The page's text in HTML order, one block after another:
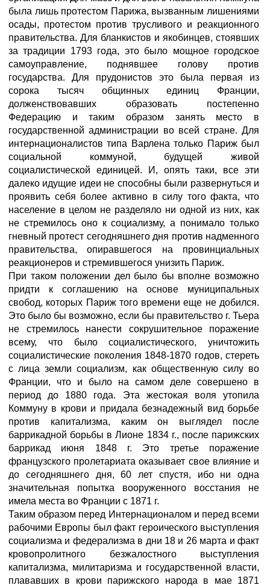
была лишь протестом Парижа, вызванным лишениями
осады, протестом против трусливого и реакционного
правительства. Для бланкистов и якобинцев, стоявших
за традиции 1793 года, это было мощное городское
самоуправление, поднявшее голову против
государства. Для прудонистов это была первая из
сорока тысяч общинных единиц Франции,
долженствовавших образовать постепенно
Федерацию и таким образом занять место в
государственной администрации во всей стране. Для
интернационалистов типа Варлена только Париж был
социальной коммуной, будущей живой
социалистической единицей. И, опять таки, все эти
далеко идущие идеи не способны были развернуться и
проявить себя более активно в силу того факта, что
население в целом не разделяло ни одной из них, как
не стремилось оно к социализму, а понимало только
гневный протест сегодняшнего дня против надменного
правительства, опиравшегося на провинциальных
реакционеров и стремившегося унизить Париж.
При таком положении дел было бы вполне возможно
придти к соглашению на основе муниципальных
свобод, которых Париж того времени еще не добился.
Это было бы возможно, если бы правительство г. Тьера
не стремилось нанести сокрушительное поражение
всему, что было социалистического, уничтожить
социалистические поколения 1848-1870 годов, стереть
с лица земли социализм, как об­щественную силу во
Франции, что и было на самом деле совершено в
период до 1880 года. Эта жестокая воля утопила
Коммуну в крови и придала безнадежный вид борьбе
против капитализма, каким он выглядел после
баррикадной борьбы в Лионе 1834 г., после парижских
баррикад июня 1848 г. Это третье поражение
французского пролетариата оказывает свое влияние и
до сегодняшнего дня, 60 лет спустя, ибо ни одна
значительная попытка вооруженного восстания не
имела места во Франции с 1871 г.
Таким образом перед Интернационалом и перед всеми
рабочими Европы был факт героического выступления
социализма и федерализма в дни 18 и 26 марта и факт
кровопролитного безжалостного выступления
капитализма, милитаризма и государственной власти,
плававших в крови парижского народа в мае 1871